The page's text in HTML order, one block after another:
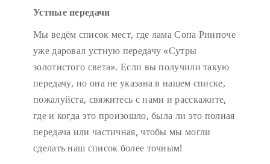
Устные передачи
Мы ведём список мест, где лама Сопа Ринпоче
уже даровал устную передачу «Сутры
золотистого света». Если вы получили такую
передачу, но она не указана в нашем списке,
пожалуйста, свяжитесь с нами и расскажите,
где и когда это произошло, была ли это полная
передача или частичная, чтобы мы могли
сделать наш список более точным!